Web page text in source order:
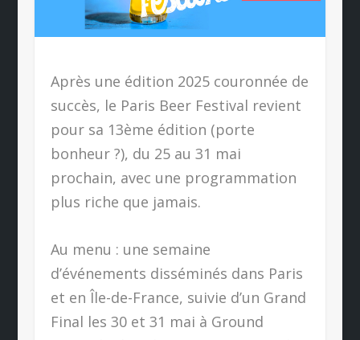
Après une édition 2025 couronnée de
succès, le Paris Beer Festival revient
pour sa 13ème édition (porte
bonheur ?), du 25 au 31 mai
prochain, avec une programmation
plus riche que jamais.
Au menu : une semaine
d’événements disséminés dans Paris
et en Île-de-France, suivie d’un Grand
Final les 30 et 31 mai à Ground